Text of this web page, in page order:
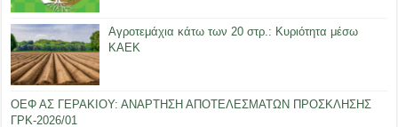
Αγροτεμάχια κάτω των 20 στρ.: Κυριότητα μέσω
ΚΑΕΚ
ΟΕΦ ΑΣ ΓΕΡΑΚΙΟΥ: ΑΝΑΡΤΗΣΗ ΑΠΟΤΕΛΕΣΜΑΤΩΝ ΠΡΟΣΚΛΗΣΗΣ
ΓΡΚ-2026/01